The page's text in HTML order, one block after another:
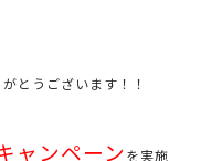
とうございます！！
ャンペーン を実施